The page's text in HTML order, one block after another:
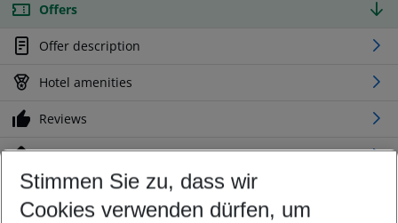
Offers
Offer description
Hotel amenities
Reviews
Location
Customize your offer
Stimmen Sie zu, dass wir
Cookies verwenden dürfen, um